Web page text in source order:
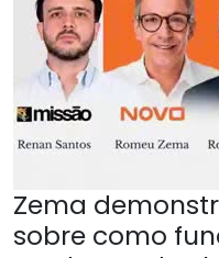
Zema
sobre como